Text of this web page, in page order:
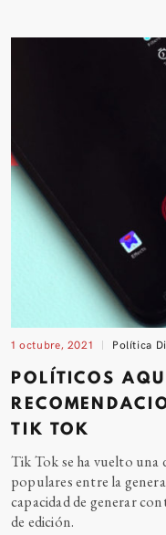
1 octubre, 2021 Política
POLÍTICOS
TIK TOK
Tik Tok se ha vuelto una
populares entre la
capacidad de generar
de edición.